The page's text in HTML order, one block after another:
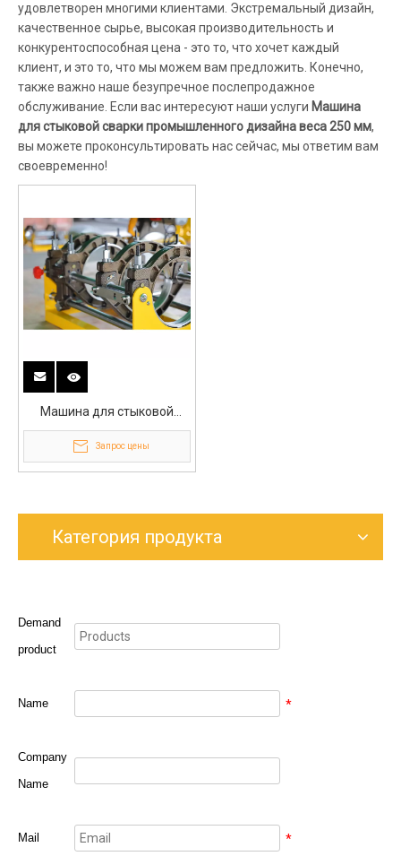
удовлетворен многими клиентами. Экстремальный дизайн,
качественное сырье, высокая производительность и
конкурентоспособная цена - это то, что хочет каждый
клиент, и это то, что мы можем вам предложить. Конечно,
также важно наше безупречное послепродажное
обслуживание. Если вас интересуют наши услуги Машина
для стыковой сварки промышленного дизайна веса 250 мм,
вы можете проконсультировать нас сейчас, мы ответим вам
своевременно!
Машина для стыковой
сварки плавлением 250 мм
Запрос цены
Категория продукта
Demand
product
Name *
Company
Name
Mail *